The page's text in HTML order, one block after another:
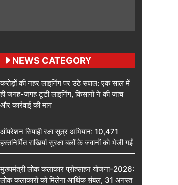
NEWS CATEGORY
करोड़ों की नहर लाइनिंग पर उठे सवाल: एक साल में
ही जगह-जगह टूटी लाइनिंग, किसानों ने की जांच
और कार्रवाई की मांग
ऑपरेशन सिपाही रक्षा सूत्र अभियान: 10,471
हस्तनिर्मित राखियां सुरक्षा बलों के जवानों को भेजी गईं
मुख्यमंत्री लोक कलाकार प्रोत्साहन योजना-2026:
लोक कलाकारों को मिलेगा आर्थिक संबल, 31 अगस्त